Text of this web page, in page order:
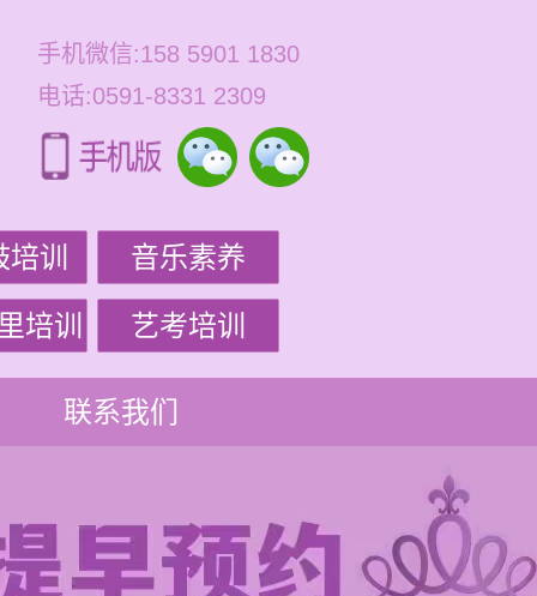
手机微信:158 5901 1830
电话:0591-8331 2309
训 音乐素养
培训 艺考培训
联系我们